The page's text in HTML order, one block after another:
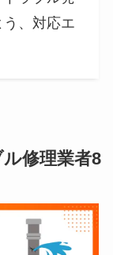
、対応エ
修理業者8